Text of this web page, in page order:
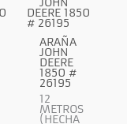
ARAÑA
JOHN
DEERE
1850 #
26195
12
METROS
(HECHA